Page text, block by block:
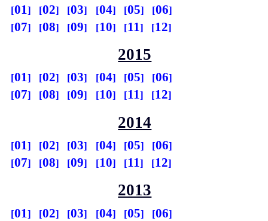
01 02 03 04 05
06
07
08 09 10 11 12
2015
01 02 03 04 05
06
07
08 09 10 11 12
2014
01 02 03 04 05
06
07
08 09 10 11 12
2013
01 02 03 04 05
06